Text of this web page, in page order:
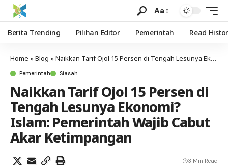
Aa
Berita Trending Pilihan Editor Pemerintah Read
Home »Blog »Naikkan Tarif Ojol 15 Persen di Tengah Lesunya Ekonomi? Islam: Pemerintah Wajib Cabut Akar Ketimpangan
Pemerintah Siasah
Naikkan Tarif Ojol 15 Persen di
Tengah Lesunya Ekonomi?
Islam: Pemerintah Wajib Cabut
Akar Ketimpangan
3 Min Read